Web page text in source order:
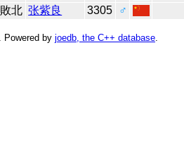
敗北 张紫良 3305 ♂
. Powered by joedb, the C++ database